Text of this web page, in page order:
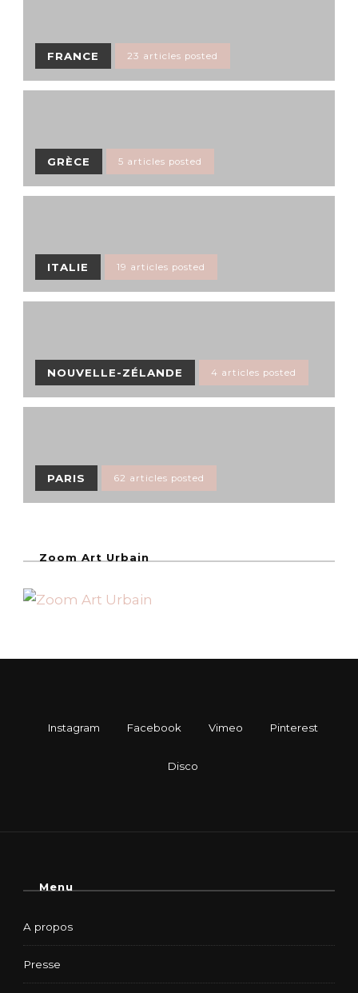
FRANCE 23 articles posted
GRÈCE 5 articles posted
ITALIE 19 articles posted
NOUVELLE-ZÉLANDE 4 articles posted
PARIS 62 articles posted
Zoom Art Urbain
Menu
A propos
Presse